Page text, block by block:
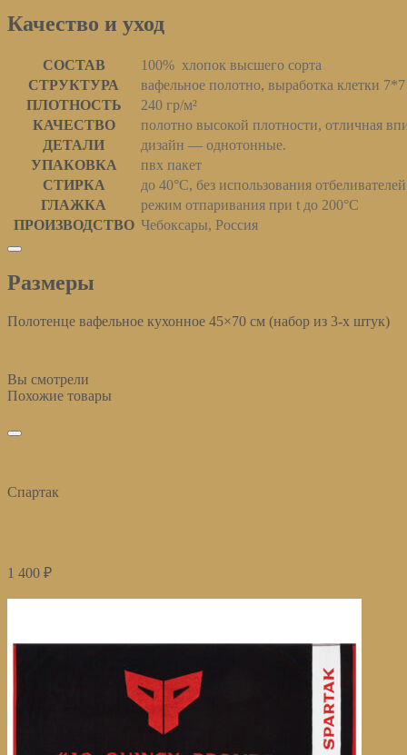
Качество и уход
СОСТАВ
100% хлопок высшего сорта
СТРУКТУРА
вафельное полотно, выработка клетки
ПЛОТНОСТЬ
240 гр/м²
КАЧЕСТВО
полотно высокой плотности, отличная
ДЕТАЛИ
дизайн — однотонные.
УПАКОВКА
пвх пакет
СТИРКА
до 40°С, без использования отбеливателей
ГЛАЖКА
режим отпаривания при t до 200°С
ПРОИЗВОДСТВО Чебоксары, Россия
Размеры
Полотенце вафельное кухонное 45×70 см (набор из 3-х штук)
Вы смотрели
Похожие товары
Спартак
1 400 ₽